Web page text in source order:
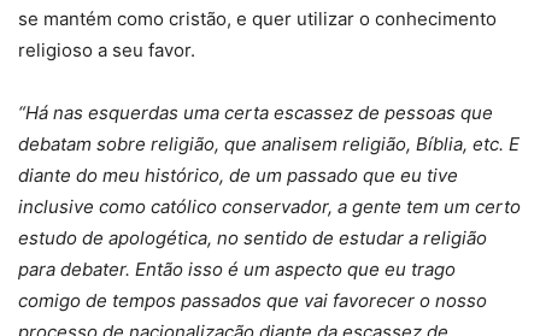
se mantém como cristão, e quer utilizar o conhecimento
religioso a seu favor.
“Há nas esquerdas uma certa escassez de pessoas que
debatam sobre religião, que analisem religião, Bíblia, etc. E
diante do meu histórico, de um passado que eu tive
inclusive como católico conservador, a gente tem um certo
estudo de apologética, no sentido de estudar a religião
para debater. Então isso é um aspecto que eu trago
comigo de tempos passados que vai favorecer o nosso